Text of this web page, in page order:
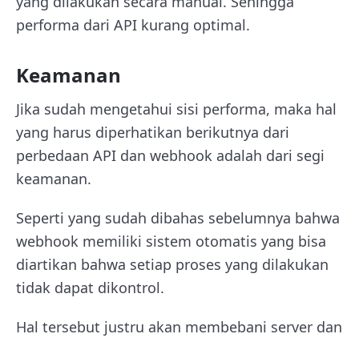
performa dari API kurang optimal.
Keamanan
Jika sudah mengetahui sisi performa, maka hal
yang harus diperhatikan berikutnya dari
perbedaan API dan webhook adalah dari segi
keamanan.
Seperti yang sudah dibahas sebelumnya bahwa
webhook memiliki sistem otomatis yang bisa
diartikan bahwa setiap proses yang dilakukan
tidak dapat dikontrol.
Hal tersebut justru akan membebani server dan